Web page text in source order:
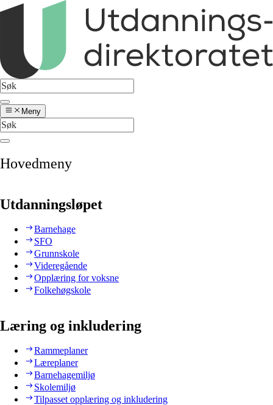
Meny
Hovedmeny
Utdanningsløpet
Barnehage
SFO
Grunnskole
Videregående
Opplæring for voksne
Folkehøgskole
Læring og inkludering
Rammeplaner
Læreplaner
Barnehagemiljø
Skolemiljø
Tilpasset opplæring og inkludering